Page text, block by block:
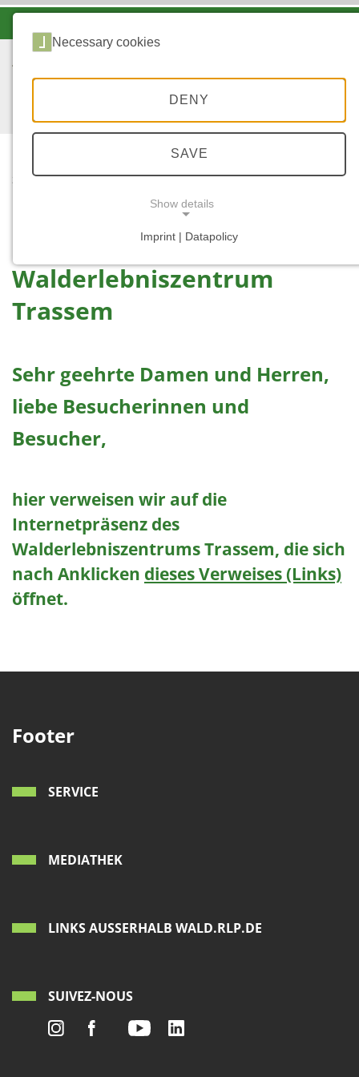
STARTSEITE
...
WALDERLEBNISZENTR
Walderlebniszentrum
Trassem
Sehr geehrte Damen und Herren,
liebe Besucherinnen und
Besucher,
hier verweisen wir auf die
Internetpräsenz des
Walderlebniszentrums Trassem, die sich
nach Anklicken dieses Verweises (Links)
öffnet.
Footer
SERVICE
MEDIATHEK
LINKS AUSSERHALB WALD.RLP.DE
SUIVEZ-NOUS
Necessary cookies
DENY
SAVE
Show details
Imprint | Datapolicy